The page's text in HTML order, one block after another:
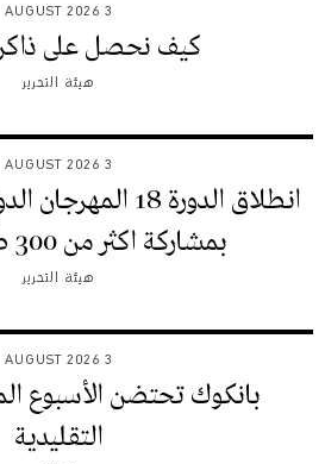
3 AUGUST 2026
كيف نحصل على
هيئة التحرير
3 AUGUST 2026
انطلاق الدورة 18
بمشاركة اكثر من 300 طفلة وطفل
هيئة التحرير
3 AUGUST 2026
بانكوك تحتضن الأسبوع
التقليدية